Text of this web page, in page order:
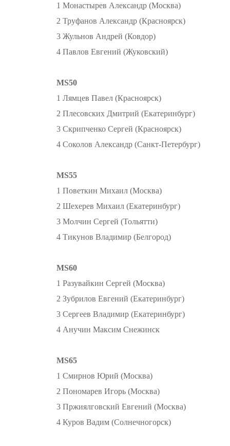
1 Монастырев Александр (Москва)
2 Труфанов Александр (Красноярск)
3 Жульнов Андрей (Ковдор)
4 Павлов Евгений (Жуковский)
MS50
1 Лямцев Павел (Красноярск)
2 Плесовских Дмитрий (Екатеринбург)
3 Скрипченко Сергей (Красноярск)
4 Соколов Александр (Санкт-Петербург)
MS55
1 Поветкин Михаил (Москва)
2 Шехерев Михаил (Екатеринбург)
3 Молчин Сергей (Тольятти)
4 Тикунов Владимир (Белгород)
MS60
1 Разувайкин Сергей (Москва)
2 Зубрилов Евгений (Екатеринбург)
3 Сергеев Владимир (Екатеринбург)
4 Анучин Максим Снежинск
MS65
1 Смирнов Юрий (Москва)
2 Пономарев Игорь (Москва)
3 Пржиялговский Евгений (Москва)
4 Куров Вадим (Солнечногорск)